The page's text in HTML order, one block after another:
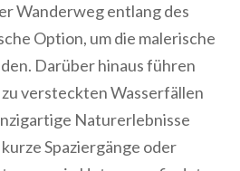
Wanderweg entlang des
Option, um die malerische
Darüber hinaus führen
versteckten Wasserfällen
Naturerlebnisse
Spaziergänge oder